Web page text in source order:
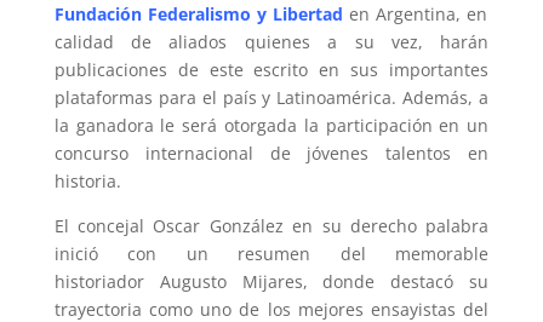
Fundación Federalismo y Libertad en Argentina, en
calidad de aliados quienes a su vez, harán
publicaciones de este escrito en sus importantes
plataformas para el país y Latinoamérica. Además, a
la ganadora le será otorgada la participación en un
concurso internacional de jóvenes talentos en
historia.
El concejal Oscar González en su derecho palabra
inició con un resumen del memorable
historiador Augusto Mijares, donde destacó su
trayectoria como uno de los mejores ensayistas del